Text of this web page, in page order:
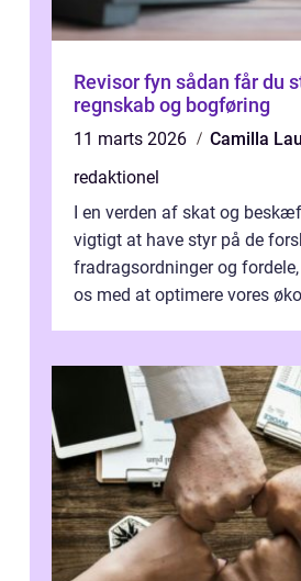
Revisor fyn sådan får du styr på
regnskab og bogføring
11 marts 2026
Camilla
redaktionel
I en verden af skat og
vigtigt at have styr på de
fradragsordninger og
os med at optimere vores